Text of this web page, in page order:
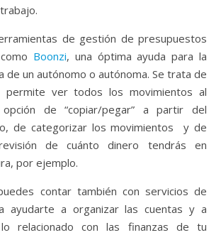
de gestión de presupuestos
Boonzi, una óptima ayuda para la
de un autónomo o autónoma. Se trata de
permite ver todos los movimientos al
de “copiar/pegar” a partir del
de categorizar los movimientos y de
de cuánto dinero tendrás en
por ejemplo.
contar también con servicios de
ayudarte a organizar las cuentas y a
relacionado con las finanzas de tu